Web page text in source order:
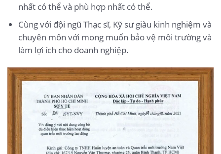
nhất có thể và phù hợp nhất có thể.
Cùng với đội ngũ Thạc sĩ, Kỹ sư giàu kinh nghiệm và
chuyên môn với mong muốn bảo vệ môi trường và
làm lợi ích cho doanh nghiệp.